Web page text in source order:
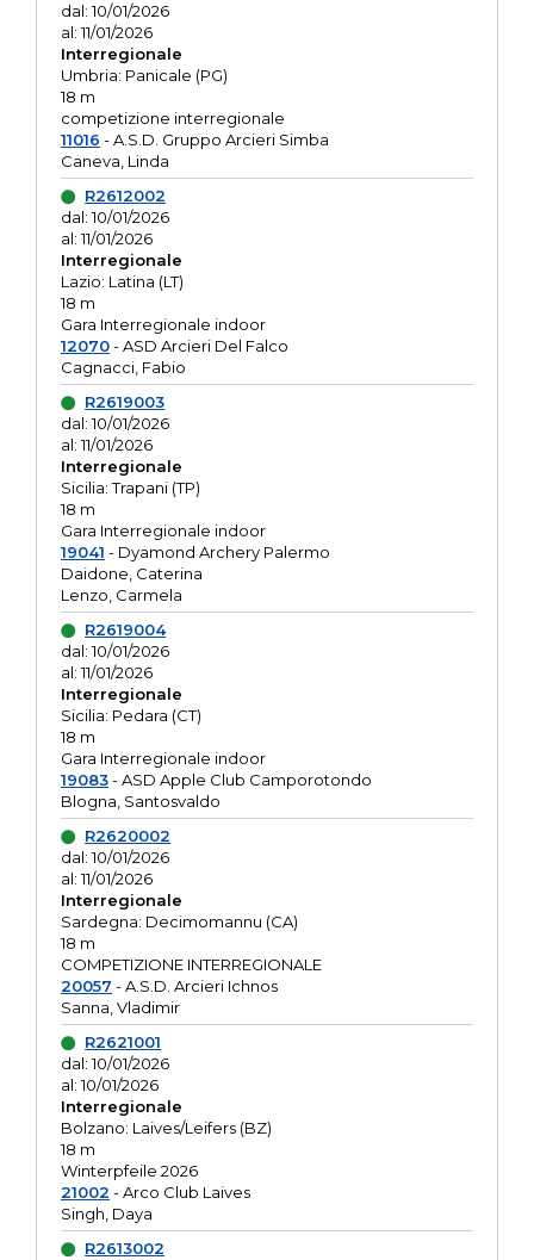
dal: 10/01/2026
al: 11/01/2026
Interregionale
Umbria: Panicale (PG)
18 m
competizione interregionale
11016 - A.S.D. Gruppo Arcieri Simba
Caneva, Linda
R2612002
dal: 10/01/2026
al: 11/01/2026
Interregionale
Lazio: Latina (LT)
18 m
Gara Interregionale indoor
12070- ASD Arcieri Del Falco
Cagnacci, Fabio
R2619003
dal: 10/01/2026
al: 11/01/2026
Interregionale
Sicilia: Trapani (TP)
18 m
Gara Interregionale indoor
19041 - Dyamond Archery Palermo
Daidone, Caterina
Lenzo, Carmela
R2619004
dal: 10/01/2026
al: 11/01/2026
Interregionale
Sicilia: Pedara (CT)
18 m
Gara Interregionale indoor
19083- ASD Apple Club Camporotondo
Blogna, Santosvaldo
R2620002
dal: 10/01/2026
al: 11/01/2026
Interregionale
Sardegna: Decimomannu (CA)
18 m
COMPETIZIONE INTERREGIONALE
20057 - A.S.D. Arcieri Ichnos
Sanna, Vladimir
R2621001
dal: 10/01/2026
al: 10/01/2026
Interregionale
Bolzano: Laives/Leifers (BZ)
18 m
Winterpfeile 2026
21002 - Arco Club Laives
Singh, Daya
R2613002